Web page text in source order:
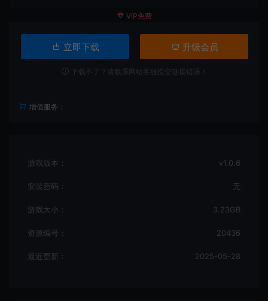
VIP免费
立即下载 升级会员
下载不了？请联系网站客服提交链接错误！
增值服务：
游戏版本： v1.0.6
安装密码： 无
游戏大小： 3.23GB
资源编号： 20436
最近更新： 2025-05-28